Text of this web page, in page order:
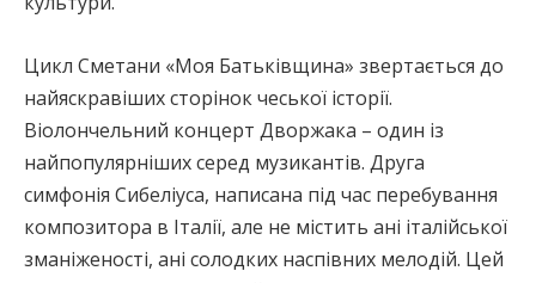
Цикл Сметани «Моя Батьківщина» звертається до
найяскравіших сторінок чеської історії.
Віолончельний концерт Дворжака – один із
найпопулярніших серед музикантів. Друга
симфонія Сибеліуса, написана під час перебування
композитора в Італії, але не містить ані італійської
зманіженості, ані солодких наспівних мелодій. Цей